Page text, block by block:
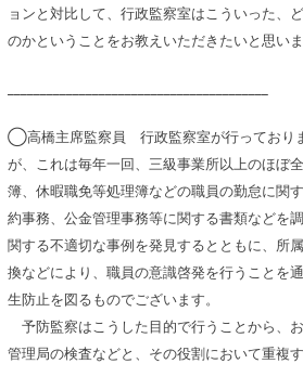
ョンと対比して、行政監察室はこういった、
のかということをお教えいただきたいと思いま
◯高橋主席監察員 行政監察室が行っており
が、これは毎年一回、三級事業所以上のほぼ
簿、休暇職免等処理簿などの職員の勤怠に関
約事務、公金管理事務等に関する書類などを
関する不適切な事例を発見するとともに、所
換などにより、職員の意識啓発を行うことを
生防止を図るものでございます。
予防監察はこうした目的で行うことから、
管理局の検査などと、その役割において重複